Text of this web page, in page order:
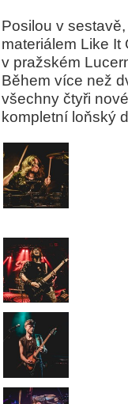
Posilou v
materiálem Like It
v pražském
Během více než
všechny čtyři
kompletní loňský